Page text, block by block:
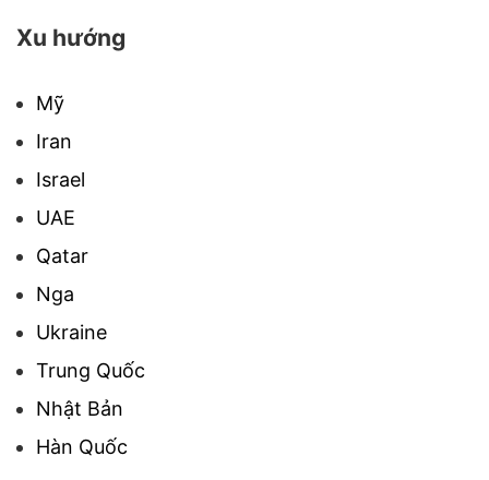
Xu hướng
Mỹ
Iran
Israel
UAE
Qatar
Nga
Ukraine
Trung Quốc
Nhật Bản
Hàn Quốc